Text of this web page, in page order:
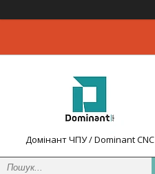
Домінант ЧПУ / Dominant CNC